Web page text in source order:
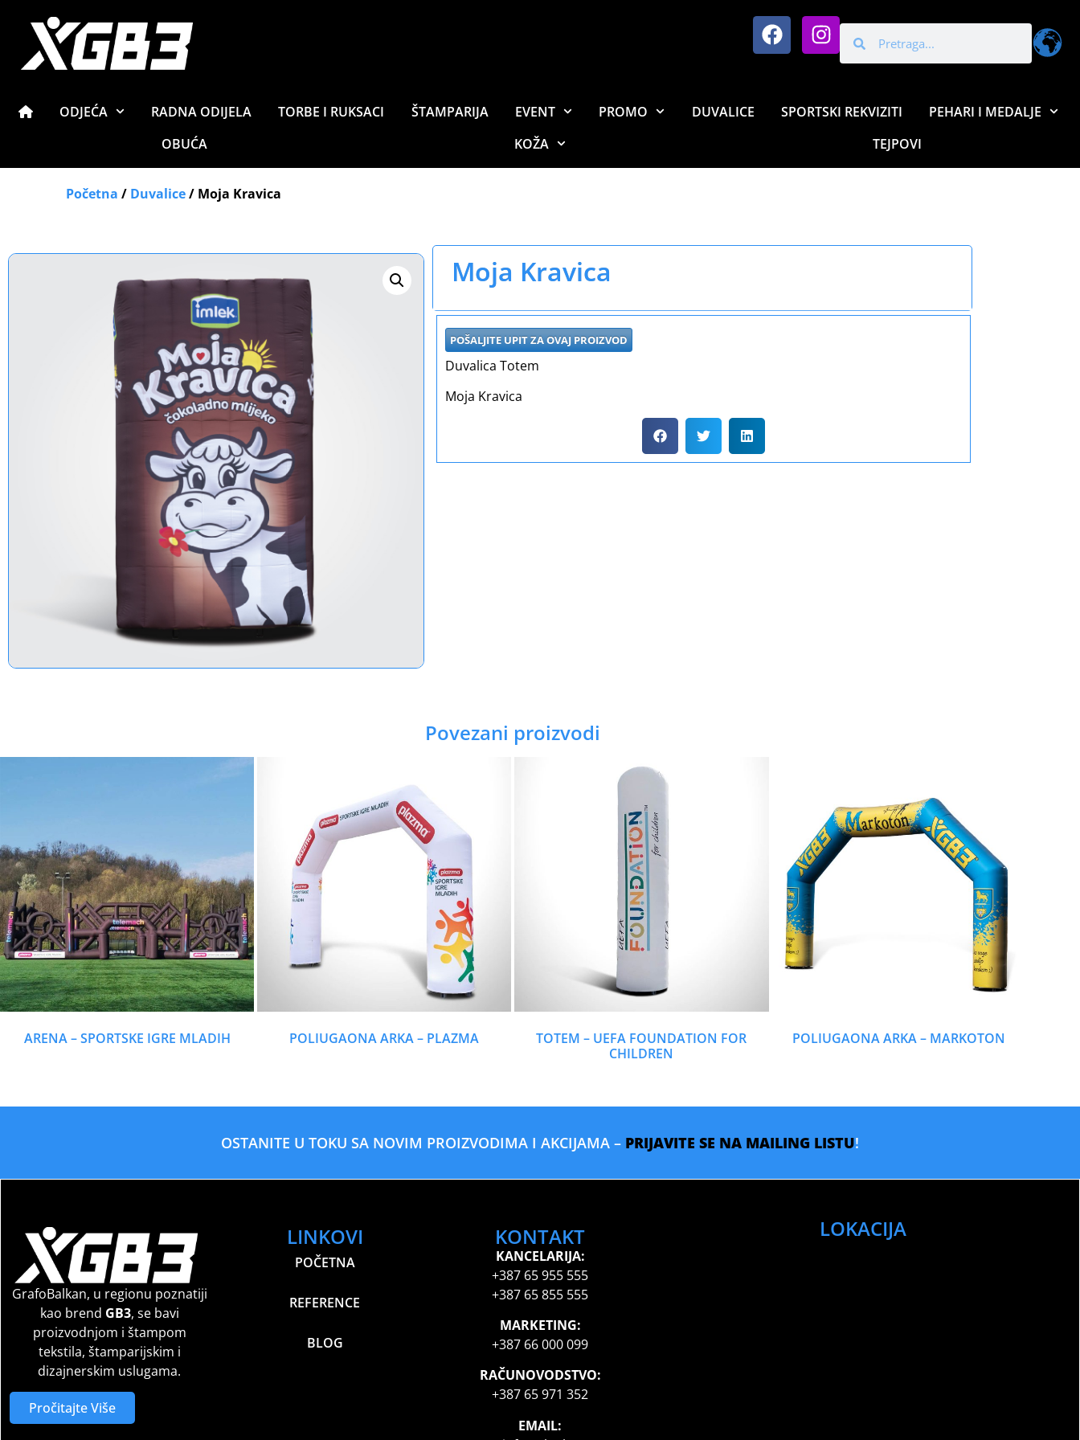
ODJEĆA RADNA ODIJELA TORBE I RUKSACI ŠTAMPARIJA EVENT PROMO DUVALICE SPORTSKI REKVIZITI
PEHARI I MEDALJE
OBUĆA
KOŽA TEJPOVI
Početna / Duvalice/ Moja Kravica
Moja Kravica
POŠALJITE UPIT ZA OVAJ PROIZVOD
Duvalica Totem
Moja Kravica
Povezani proizvodi
ARENA – SPORTSKE IGRE MLADIH POLIUGAONA ARKA – PLAZMA
TOTEM – UEFA FOUNDATION FOR
CHILDREN
POLIUGAONA ARKA – MARKOTON
OSTANITE U TOKU SA NOVIM PROIZVODIMA I AKCIJAMA – PRIJAVITE SE NA MAILING LISTU!
GrafoBalkan, u regionu poznatiji
kao brend GB3, se bavi
proizvodnjom i štampom
tekstila, štamparijskim i
dizajnerskim uslugama.
Pročitajte Više
LINKOVI
POČETNA
REFERENCE
BLOG
KONTAKT
KANCELARIJA:
+387 65 955 555
+387 65 855 555
MARKETING:
+387 66 000 099
RAČUNOVODSTVO:
+387 65 971 352
EMAIL:
LOKACIJA